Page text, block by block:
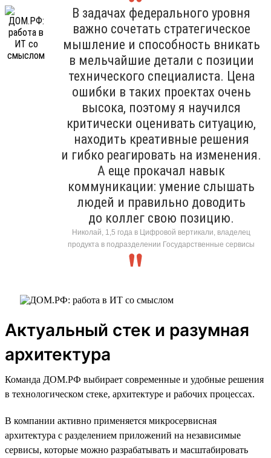
В задачах федерального уровня
важно сочетать стратегическое
мышление и способность вникать
в мельчайшие детали с позиции
технического специалиста. Цена
ошибки в таких проектах очень
высока, поэтому я научился
критически оценивать ситуацию,
находить креативные решения
и гибко реагировать на изменения.
А еще прокачал навык
коммуникации: умение слышать
людей и правильно доводить
до коллег свою позицию.
Николай, 1,5 года в Цифровой вертикали, владелец
продукта в подразделении Государственные сервисы
Актуальный стек и разумная
архитектура
Команда ДОМ.РФ выбирает современные и удобные решения
в технологическом стеке, архитектуре и рабочих процессах.
В компании активно применяется микросервисная
архитектура с разделением приложений на независимые
сервисы, которые можно разрабатывать и масштабировать